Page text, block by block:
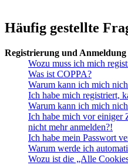
Häufig gestellte
Registrierung und Anmeldung
Wozu muss ich mich
Was ist COPPA?
Warum kann ich mich
Ich habe mich registriert,
Warum kann ich mich
Ich habe mich vor einiger
nicht mehr anmelden?!
Ich habe mein Passwort
Warum werde ich
Wozu ist die „Alle